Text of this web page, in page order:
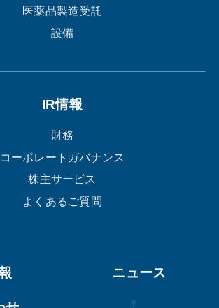
医薬品製造受託
設備
IR情報
財務
コーポレートガバナンス
株主サービス
よくあるご質問
ニュース